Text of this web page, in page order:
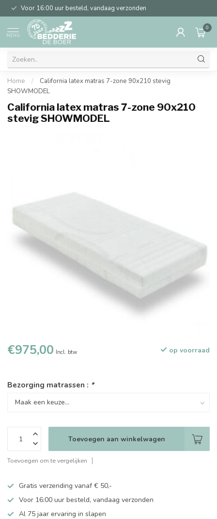
Voor 16:00 uur besteld, vandaag verzonden
MENU
0
Home /
California latex matras 7-zone 90x210 stevig
SHOWMODEL
California latex matras 7-zone 90x210
stevig SHOWMODEL
€975,00 Incl. btw op voorraad
Bezorging matrassen : *
Toevoegen aan winkelwagen
Toevoegen om te vergelijken
Gratis verzending vanaf € 50,-
Voor 16:00 uur besteld, vandaag verzonden
Al 75 jaar ervaring in slapen